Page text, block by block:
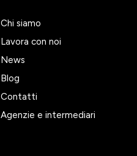
Chi siamo
Lavora con noi
News
Blog
Contatti
Agenzie e intermediari